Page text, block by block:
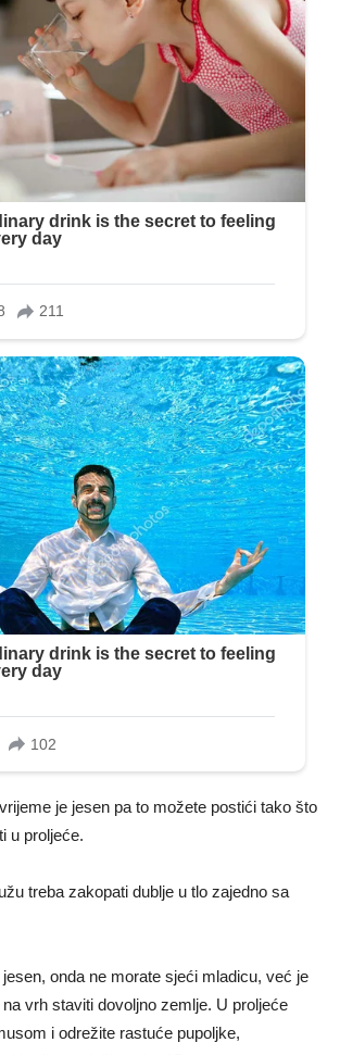
je jesen pa to možete postići tako što
u proljeće.
treba zakopati dublje u tlo zajedno sa
onda ne morate sjeći mladicu, već je
vrh staviti dovoljno zemlje. U proljeće
i odrežite rastuće pupoljke,